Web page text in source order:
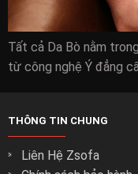
Tất cả Da Bò nằm
từ công nghệ Ý đẳng
THÔNG TIN CHUNG
Liên Hệ Zsofa